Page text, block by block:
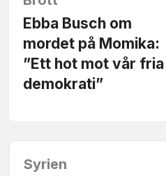
Ebba Busch om
mordet på Momika:
”Ett hot mot vår fria
demokrati”
Syrien